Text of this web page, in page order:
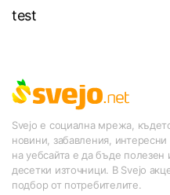
test
Svejo е социална мрежа,
новини, забавления,
на уебсайта е да бъде
десетки източници. В Svejo
подбор от потребителите.